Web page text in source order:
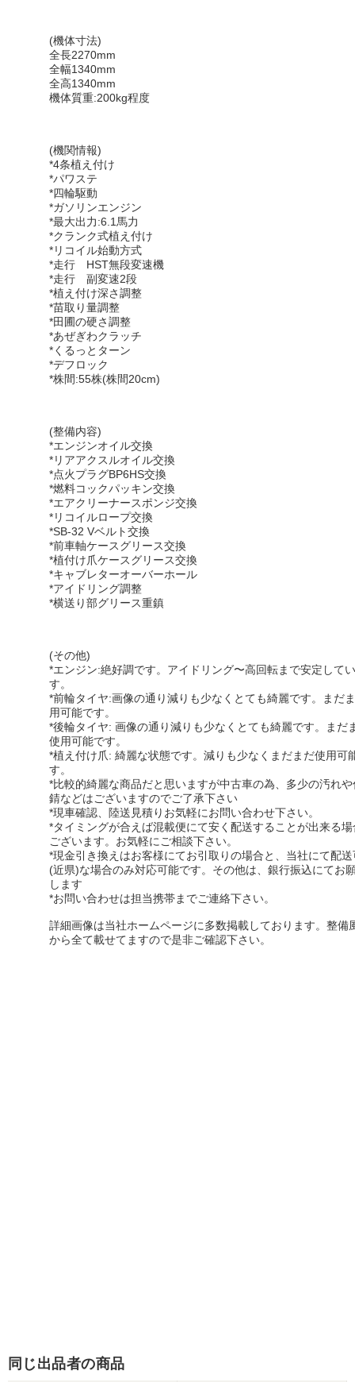
(機体寸法)
全長2270mm
全幅1340mm
全高1340mm
機体質重:200kg程度
(機関情報)
*4条植え付け
*パワステ
*四輪駆動
*ガソリンエンジン
*最大出力:6.1馬力
*クランク式植え付け
*リコイル始動方式
*走行 HST無段変速機
*走行 副変速2段
*植え付け深さ調整
*苗取り量調整
*田圃の硬さ調整
*あぜぎわクラッチ
*くるっとターン
*デフロック
*株間:55株(株間20cm)
(整備内容)
*エンジンオイル交換
*リアアクスルオイル交換
*点火プラグBP6HS交換
*燃料コックパッキン交換
*エアクリーナースポンジ交換
*リコイルロープ交換
*SB-32 Vベルト交換
*前車軸ケースグリース交換
*植付け爪ケースグリース交換
*キャブレターオーバーホール
*アイドリング調整
*横送り部グリース重鎮
(その他)
*エンジン:絶好調です。アイドリング〜高回転まで安定して
す。
*前輪タイヤ:画像の通り減りも少なくとても綺麗です。まだ
用可能です。
*後輪タイヤ: 画像の通り減りも少なくとても綺麗です。まだ
使用可能です。
*植え付け爪: 綺麗な状態です。減りも少なくまだまだ使用可
す。
*比較的綺麗な商品だと思いますが中古車の為、多少の汚れや
錆などはございますのでご了承下さい
*現車確認、陸送見積りお気軽にお問い合わせ下さい。
*タイミングが合えば混載便にて安く配送することが出来る場
ございます。お気軽にご相談下さい。
*現金引き換えはお客様にてお引取りの場合と、当社にて配送
(近県)な場合のみ対応可能です。その他は、銀行振込にてお
します
*お問い合わせは担当携帯までご連絡下さい。
詳細画像は当社ホームページに多数掲載しております。整備
から全て載せてますので是非ご確認下さい。
同じ出品者の商品